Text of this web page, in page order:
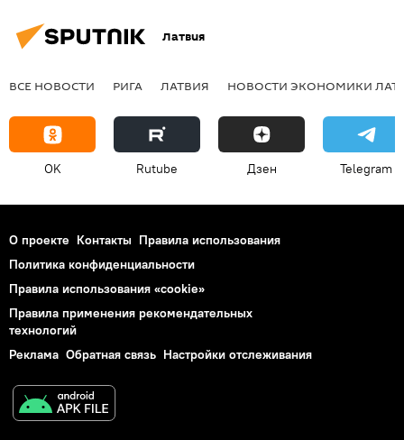
Латвия
ВСЕ НОВОСТИ РИГА ЛАТВИЯ НОВОСТИ ЭКОНОМИКИ
OK Rutube Дзен Telegram
О проекте Контакты Правила использования
Политика конфиденциальности
Правила использования «cookie»
Правила применения рекомендательных
технологий
Реклама Обратная связь Настройки отслеживания